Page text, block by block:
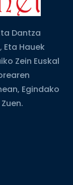
Dantza
Eta Hauek
Zein Euskal
Egindako